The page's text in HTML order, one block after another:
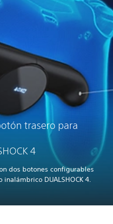
trasero para
4
dos botones configurables
DUALSHOCK 4.